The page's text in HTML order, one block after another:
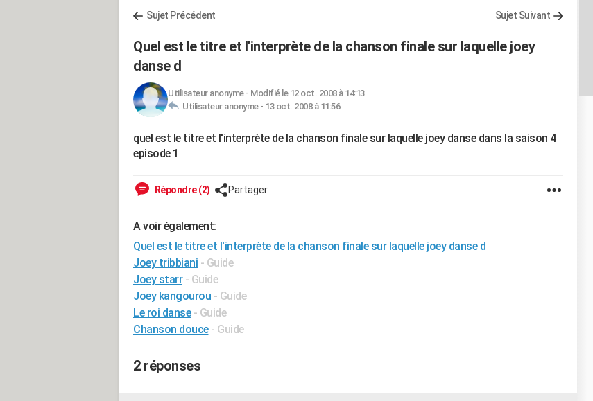
Sujet Précédent Sujet Suivant
Quel est le titre et l'interprète de la chanson finale sur laquelle joey
danse d
Utilisateur anonyme- Modifié le 12 oct. 2008 à 14:13
Utilisateur anonyme - 13 oct. 2008 à 11:56
quel est le titre et l'interprète de la chanson finale sur laquelle joey danse dans la saison 4
episode 1
Répondre (2) Partager
A voir également:
Quel est le titre et l'interprète de la chanson finale sur laquelle joey danse d
Joey tribbiani - Guide
Joey starr - Guide
Joey kangourou - Guide
Le roi danse - Guide
Chanson douce - Guide
2 réponses